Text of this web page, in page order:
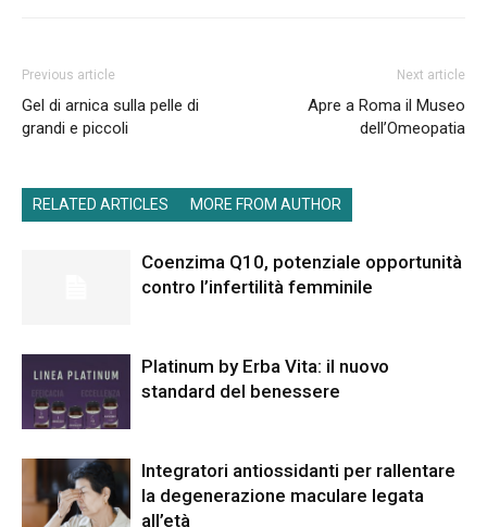
Previous article
Gel di arnica sulla pelle di
grandi e piccoli
Next article
Apre a Roma il Museo
dell’Omeopatia
RELATED ARTICLES MORE FROM AUTHOR
Coenzima Q10, potenziale opportunità
contro l’infertilità femminile
Platinum by Erba Vita: il nuovo
standard del benessere
Integratori antiossidanti per rallentare
la degenerazione maculare legata
all’età